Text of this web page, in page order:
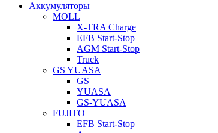
Аккумуляторы
MOLL
X-TRA Charge
EFB Start-Stop
AGM Start-Stop
Truck
GS YUASA
GS
YUASA
GS-YUASA
FUJITO
EFB Start-Stop